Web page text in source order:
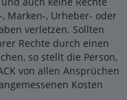
Marken-, Urheber- oder
verletzen. Sollten
Rechte durch einen
so stellt die Person,
von allen Ansprüchen
Kosten